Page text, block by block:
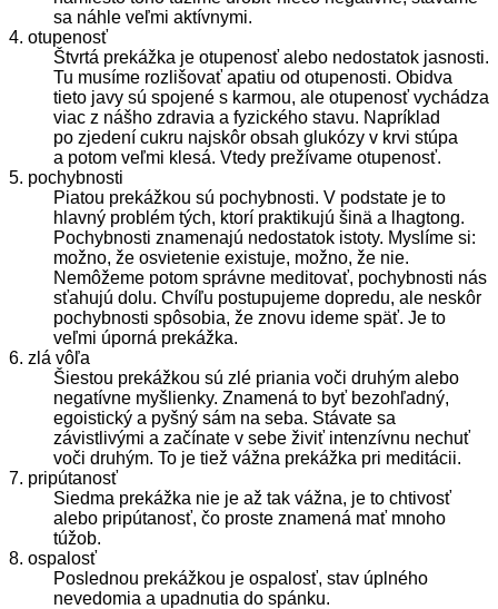
sa náhle veľmi aktívnymi.
4. otupenosť
Štvrtá prekážka je otupenosť alebo nedostatok jasnosti.
Tu musíme rozlišovať apatiu od otupenosti. Obidva
tieto javy sú spojené s karmou, ale otupenosť vychádza
viac z nášho zdravia a fyzického stavu. Napríklad
po zjedení cukru najskôr obsah glukózy v krvi stúpa
a potom veľmi klesá. Vtedy prežívame otupenosť.
5. pochybnosti
Piatou prekážkou sú pochybnosti. V podstate je to
hlavný problém tých, ktorí praktikujú šinä a lhagtong.
Pochybnosti znamenajú nedostatok istoty. Myslíme si:
možno, že osvietenie existuje, možno, že nie.
Nemôžeme potom správne meditovať, pochybnosti nás
sťahujú dolu. Chvíľu postupujeme dopredu, ale neskôr
pochybnosti spôsobia, že znovu ideme späť. Je to
veľmi úporná prekážka.
6. zlá vôľa
Šiestou prekážkou sú zlé priania voči druhým alebo
negatívne myšlienky. Znamená to byť bezohľadný,
egoistický a pyšný sám na seba. Stávate sa
závistlivými a začínate v sebe živiť intenzívnu nechuť
voči druhým. To je tiež vážna prekážka pri meditácii.
7. pripútanosť
Siedma prekážka nie je až tak vážna, je to chtivosť
alebo pripútanosť, čo proste znamená mať mnoho
túžob.
8. ospalosť
Poslednou prekážkou je ospalosť, stav úplného
nevedomia a upadnutia do spánku.